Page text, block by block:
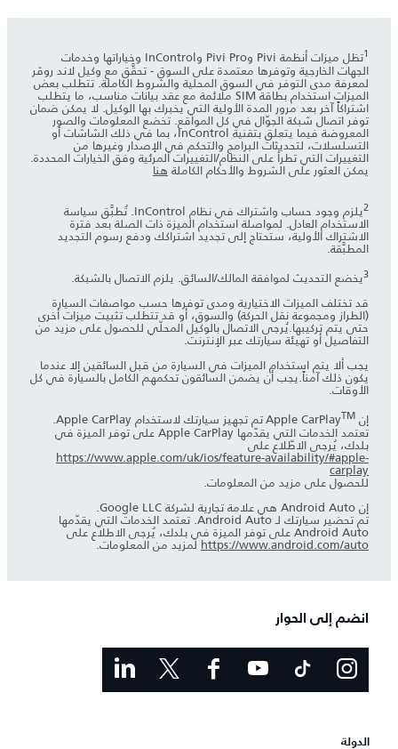
1 تظل ميزات أنظمة Pivi وPivi Pro وInControl وخياراتها وخدمات
الجهات الخارجية وتوفرها معتمدة على السوق - تحقَّق مع وكيل لاند روڤر
لمعرفة مدى التوفر في السوق المحلية والشروط الكاملة. تتطلب بعض
الميزات استخدام بطاقة SIM ملائمة مع عقد بيانات مناسب، ما يتطلب
اشتراكاً آخر بعد مرور المدة الأولية التي يخبرك بها الوكيل. لا يمكن ضمان
توفر اتصال شبكة الجوّال في كل المواقع. تخضع المعلومات والصور
المعروضة فيما يتعلق بتقنية InControl، بما في ذلك الشاشات أو
التسلسلات، لتحديثات البرامج والتحكم في الإصدار وغيرها من
التغييرات التي تطرأ على النظام/التغييرات المرئية وفق الخيارات المحددة.
يمكن العثور على الشروط والأحكام الكاملة هنا
2 يلزم وجود حساب واشتراك في نظام InControl. تُطبَّق سياسة
الاستخدام العادل. لمواصلة استخدام الميزة ذات الصلة بعد فترة
الاشتراك الأولية، ستحتاج إلى تجديد اشتراكك ودفع رسوم التجديد
المطبَّقة.
3يخضع التحديث لموافقة المالك/السائق. يلزم الاتصال بالشبكة.
قد تختلف الميزات الاختيارية ومدى توفرها حسب مواصفات السيارة
(الطراز ومجموعة نقل الحركة) والسوق، أو قد تتطلب تثبيت ميزات أخرى
حتى يتم تركيبها.يُرجى الاتصال بالوكيل المحلّي للحصول على مزيد من
التفاصيل أو تهيئة سيارتك عبر الإنترنت.
يجب ألا يتم استخدام الميزات في السيارة من قبل السائقين إلا عندما
يكون ذلك آمناً.يجب أن يضمن السائقون تحكمهم الكامل بالسيارة في كل
الأوقات.
إن Apple CarPlay TM تم تجهيز سيارتك لاستخدام Apple CarPlay.
تعتمد الخدمات التي يقدّمها Apple CarPlay على توفر الميزة في
بلدك، يُرجى الاطّلاع على
https://www.apple.com/uk/ios/feature-availability/#apple-
carplay
للحصول على مزيد من المعلومات.
إن Android Auto هي علامة تجارية لشركة Google LLC.
تم تحضير سيارتك لـ Android Auto. تعتمد الخدمات التي يقدّمها
Android Auto على توفر الميزة في بلدك، يُرجى الاطلاع على
https://www.android.com/autoلمزيد من المعلومات.
انضم إلى الحوار
الدولة